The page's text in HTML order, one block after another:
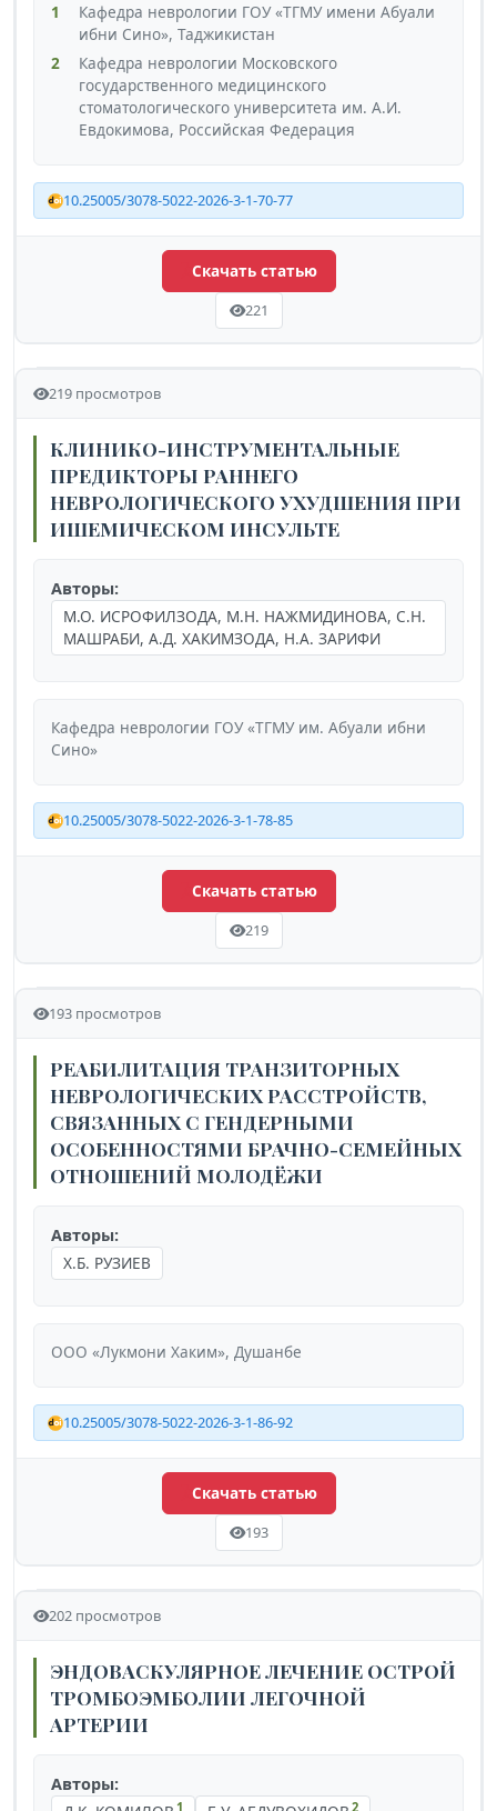
1
Кафедра неврологии ГОУ «ТГМУ имени Абуали
ибни Сино», Таджикистан
2
Кафедра неврологии Московского
государственного медицинского
стоматологического университета им. А.И.
Евдокимова, Российская Федерация
10.25005/3078-5022-2026-3-1-70-77
Скачать статью
221
219 просмотров
КЛИНИКО-ИНСТРУМЕНТАЛЬНЫЕ
ПРЕДИКТОРЫ РАННЕГО
НЕВРОЛОГИЧЕСКОГО УХУДШЕНИЯ ПРИ
ИШЕМИЧЕСКОМ ИНСУЛЬТЕ
Авторы:
М.О. ИСРОФИЛЗОДА, М.Н. НАЖМИДИНОВА, С.Н.
МАШРАБИ, А.Д. ХАКИМЗОДА, Н.А. ЗАРИФИ
Кафедра неврологии ГОУ «ТГМУ им. Абуали ибни
Сино»
10.25005/3078-5022-2026-3-1-78-85
Скачать статью
219
193 просмотров
РЕАБИЛИТАЦИЯ ТРАНЗИТОРНЫХ
НЕВРОЛОГИЧЕСКИХ РАССТРОЙСТВ,
СВЯЗАННЫХ С ГЕНДЕРНЫМИ
ОСОБЕННОСТЯМИ БРАЧНО-СЕМЕЙНЫХ
ОТНОШЕНИЙ МОЛОДЁЖИ
Авторы:
Х.Б. РУЗИЕВ
ООО «Лукмони Хаким», Душанбе
10.25005/3078-5022-2026-3-1-86-92
Скачать статью
193
202 просмотров
ЭНДОВАСКУЛЯРНОЕ ЛЕЧЕНИЕ ОСТРОЙ
ТРОМБОЭМБОЛИИ ЛЕГОЧНОЙ
АРТЕРИИ
Авторы:
1 2